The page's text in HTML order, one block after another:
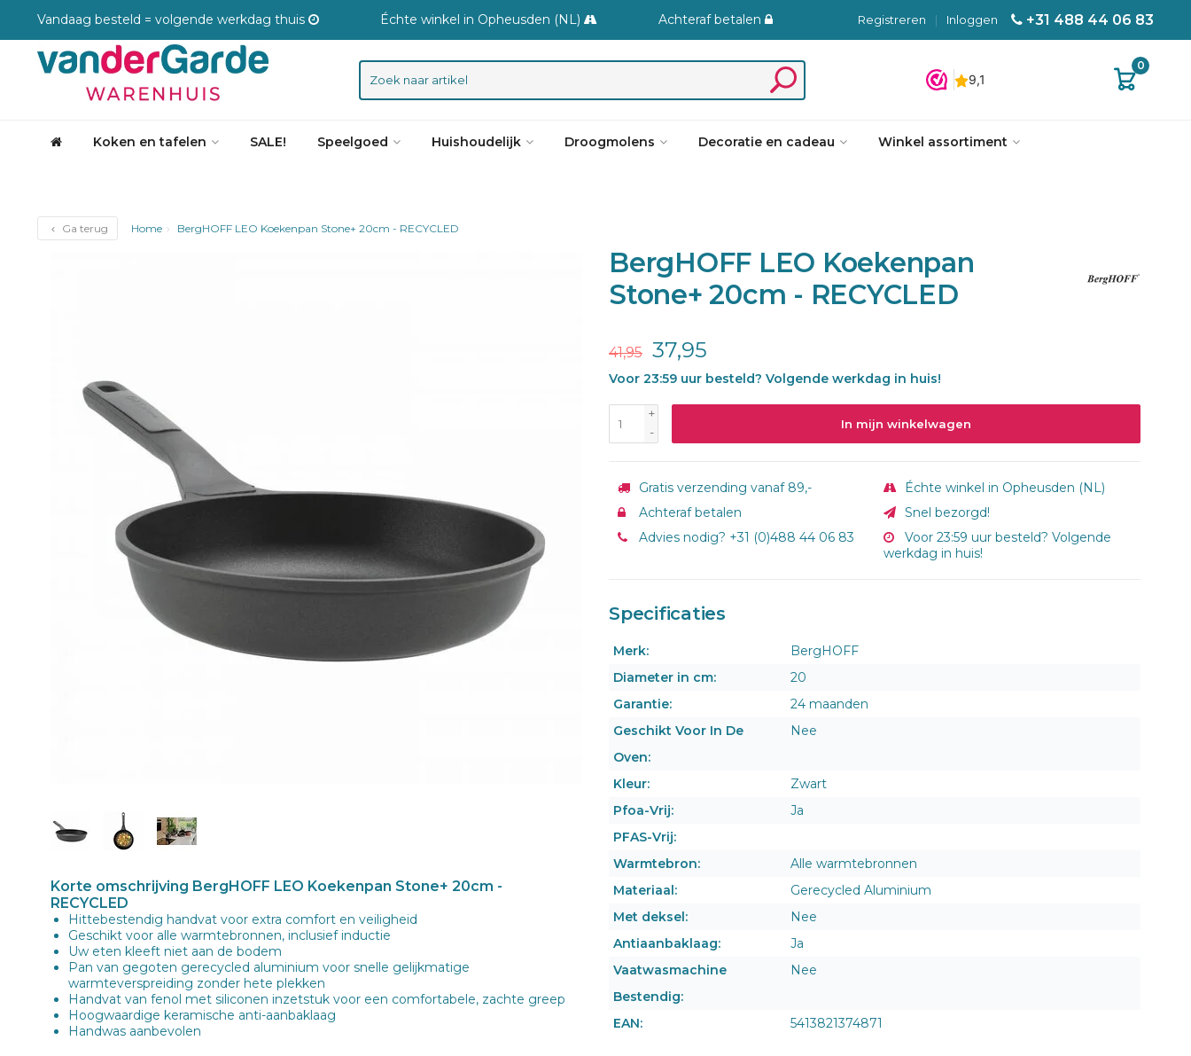
Vandaag besteld = volgende werkdag thuis Échte winkel in Opheusden (NL) Achteraf betalen +31 488 44 06 83
Inloggen
|
Registreren
0
Koken en tafelen SALE! Speelgoed Huishoudelijk Droogmolens Decoratie en cadeau Winkel assortiment
Ga terug Home BergHOFF LEO Koekenpan Stone+ 20cm - RECYCLED
Korte omschrijving BergHOFF LEO Koekenpan Stone+ 20cm -
RECYCLED
Hittebestendig handvat voor extra comfort en veiligheid
Geschikt voor alle warmtebronnen, inclusief inductie
Uw eten kleeft niet aan de bodem
Pan van gegoten gerecycled aluminium voor snelle gelijkmatige
warmteverspreiding zonder hete plekken
Handvat van fenol met siliconen inzetstuk voor een comfortabele, zachte greep
Hoogwaardige keramische anti-aanbaklaag
Handwas aanbevolen
BergHOFF LEO Koekenpan
Stone+ 20cm - RECYCLED
41,95 37,95
Voor 23:59 uur besteld? Volgende werkdag in huis!
+
-
In mijn winkelwagen
Gratis verzending vanaf 89,-
Échte winkel in Opheusden (NL)
Achteraf betalen
Snel bezorgd!
Advies nodig? +31 (0)488 44 06 83
Voor 23:59 uur besteld? Volgende
werkdag in huis!
Specificaties
Merk:
BergHOFF
Diameter in cm:
20
Garantie:
24 maanden
Geschikt Voor In De
Oven:
Nee
Kleur:
Zwart
Pfoa-Vrij:
Ja
PFAS-Vrij:
Warmtebron:
Alle warmtebronnen
Materiaal:
Gerecycled Aluminium
Met deksel:
Nee
Antiaanbaklaag:
Ja
Vaatwasmachine
Bestendig:
Nee
EAN: 5413821374871